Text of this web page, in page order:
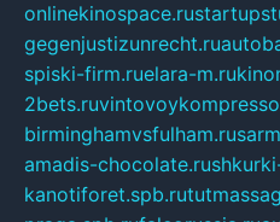
onlinekinospace.ru
gegenjustizunrecht.ru
spiski-firm.ruelara-m.ru
2bets.ru
birminghamvsfulham.ru
amadis-chocolate.ru
kanotiforet.spb.ru